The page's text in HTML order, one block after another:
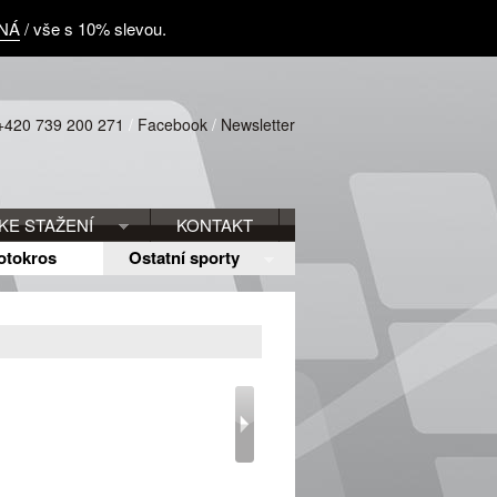
739 200 271 / Facebook / Newsletter
STAŽENÍ KONTAKT
Ostatní sporty
/ vše s 10% slevou.